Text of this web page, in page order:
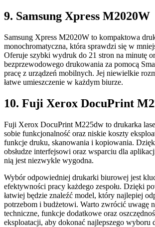
9. Samsung Xpress M2020W
Samsung Xpress M2020W to kompaktowa
monochromatyczna, która sprawdzi się w
Oferuje szybki wydruk do 21 stron na minutę
bezprzewodowego drukowania za pomocą
pracę z urządzeń mobilnych. Jej niewielkie
łatwe umieszczenie w każdym biurze.
10. Fuji Xerox DocuPrint
Fuji Xerox DocuPrint M225dw to drukarka
sobie funkcjonalność oraz niskie koszty
funkcje druku, skanowania i kopiowania.
obsłudze interfejsowi oraz wsparciu dla
nią jest niezwykle wygodna.
Wybór odpowiedniej drukarki biurowej jest
efektywności pracy każdego zespołu. Dzięki
łatwiej będzie znaleźć model, który najlepiej
potrzebom i budżetowi. Warto zwrócić uwagę
techniczne, funkcje dodatkowe oraz
eksploatacji, aby dokonać najlepszego wyboru